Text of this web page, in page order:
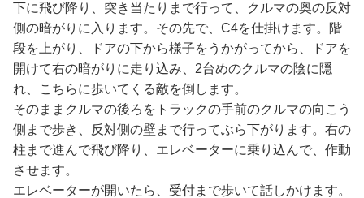
下に飛び降り、突き当たりまで行って、クルマの奥の反対
側の暗がりに入ります。その先で、C4を仕掛けます。階
段を上がり、ドアの下から様子をうかがってから、ドアを
開けて右の暗がりに走り込み、2台めのクルマの陰に隠
れ、こちらに歩いてくる敵を倒します。
そのままクルマの後ろをトラックの手前のクルマの向こう
側まで歩き、反対側の壁まで行ってぶら下がります。右の
柱まで進んで飛び降り、エレベーターに乗り込んで、作動
させます。
エレベーターが開いたら、受付まで歩いて話しかけます。